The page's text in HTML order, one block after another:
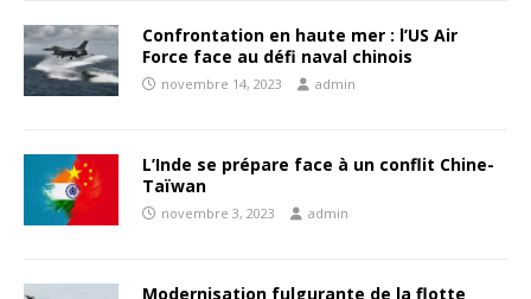
Confrontation en haute mer : l’US Air
Force face au défi naval chinois
novembre 14, 2023 admin
L’Inde se prépare face à un conflit Chine-
Taïwan
novembre 3, 2023 admin
Modernisation fulgurante de la flotte